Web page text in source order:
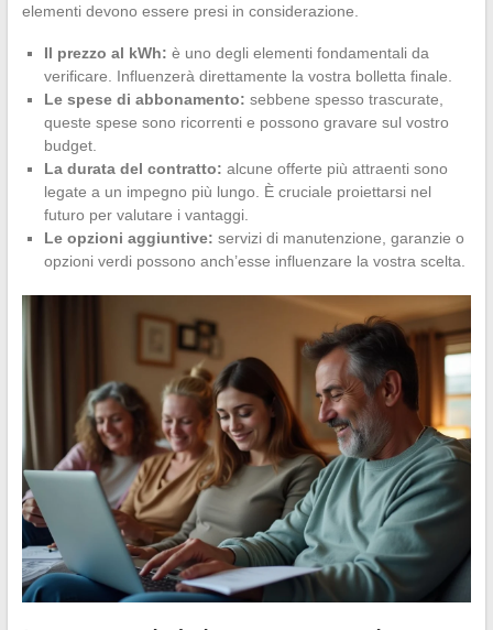
elementi devono essere presi in considerazione.
Il prezzo al kWh: è uno degli elementi fondamentali da
verificare. Influenzerà direttamente la vostra bolletta finale.
Le spese di abbonamento: sebbene spesso trascurate,
queste spese sono ricorrenti e possono gravare sul vostro
budget.
La durata del contratto: alcune offerte più attraenti sono
legate a un impegno più lungo. È cruciale proiettarsi nel
futuro per valutare i vantaggi.
Le opzioni aggiuntive: servizi di manutenzione, garanzie o
opzioni verdi possono anch’esse influenzare la vostra scelta.